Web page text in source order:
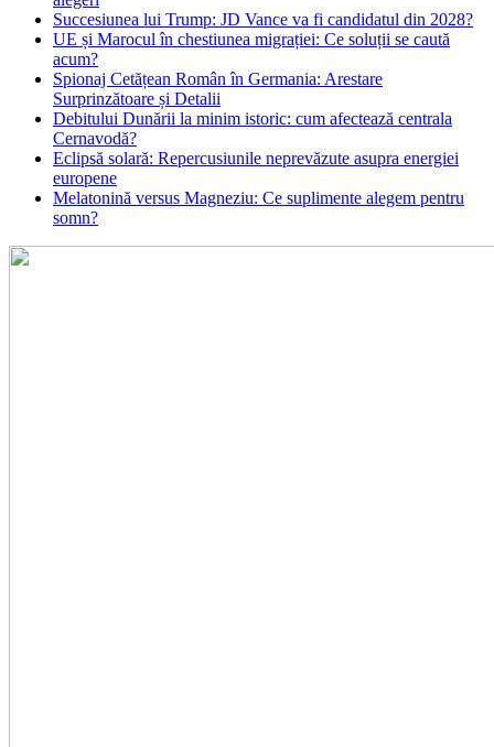
Succesiunea lui Trump: JD Vance va fi candidatul din 2028?
UE și Marocul în chestiunea migrației: Ce soluții se caută
acum?
Spionaj Cetățean Român în Germania: Arestare
Surprinzătoare și Detalii
Debitului Dunării la minim istoric: cum afectează centrala
Cernavodă?
Eclipsă solară: Repercusiunile neprevăzute asupra energiei
europene
Melatonină versus Magneziu: Ce suplimente alegem pentru
somn?